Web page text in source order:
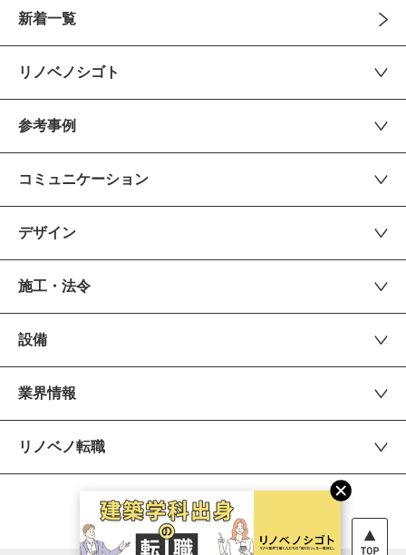
新着一覧
リノベノシゴト
参考事例
コミュニケーション
デザイン
施工・法令
設備
業界情報
リノベノ転職